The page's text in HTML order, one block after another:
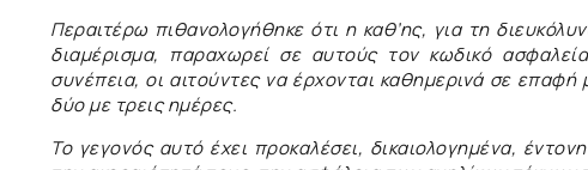
Περαιτέρω πιθανολογήθηκε ότι η καθ’ης, για τη
διαμέρισμα, παραχωρεί σε αυτούς τον κωδικό
συνέπεια, οι αιτούντες να έρχονται καθημερινά σε
δύο με τρεις ημέρες.
Το γεγονός αυτό έχει προκαλέσει, δικαιολογημένα,